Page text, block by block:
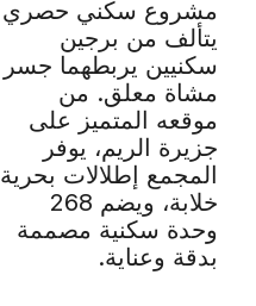
مشروع سكني حصري
يتألف من برجين
سكنيين يربطهما جسر
مشاة معلق. من
موقعه المتميز على
جزيرة الريم، يوفر
المجمع إطلالات بحرية
خلابة، ويضم 268
وحدة سكنية مصممة
بدقة وعناية.